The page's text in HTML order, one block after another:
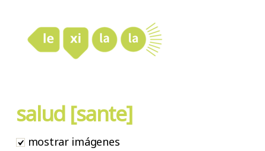
salud [sante]
mostrar imágenes